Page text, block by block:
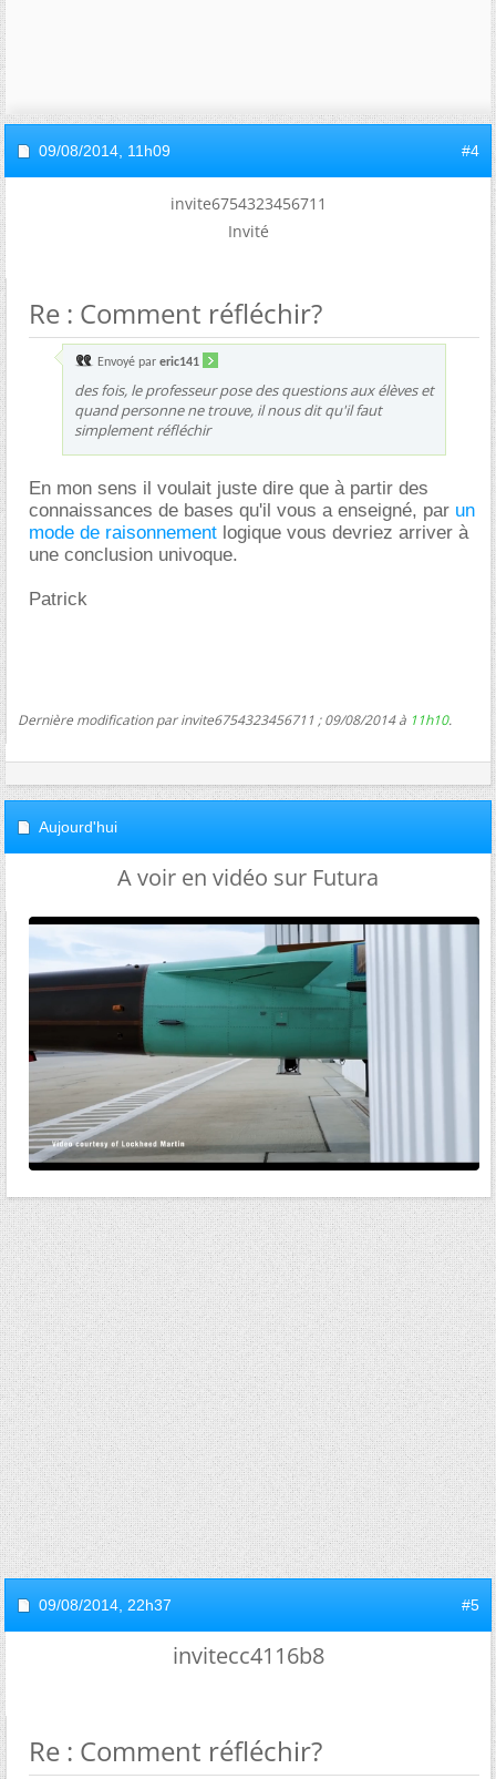
09/08/2014, 11h09 #4
invite6754323456711
Invité
Re : Comment réfléchir?
Envoyé par eric141
des fois, le professeur pose des questions aux élèves et
quand personne ne trouve, il nous dit qu'il faut
simplement réfléchir
En mon sens il voulait juste dire que à partir des
connaissances de bases qu'il vous a enseigné, par un
mode de raisonnement logique vous devriez arriver à
une conclusion univoque.
Patrick
Dernière modification par invite6754323456711 ; 09/08/2014 à 11h10.
Aujourd'hui
A voir en vidéo sur Futura
09/08/2014, 22h37 #5
invitecc4116b8
Re : Comment réfléchir?